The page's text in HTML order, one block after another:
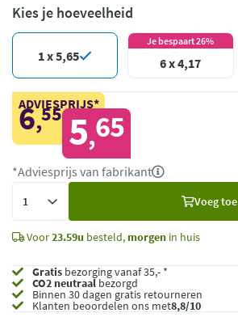
Kies je hoeveelheid
1 x 5,65
Je bespaart 26%
6 x 4,17
ADVIESPRIJS*
6,55 5,65
*Adviesprijs van fabrikant
Voeg toe
Voor23.59u besteld, morgen in huis
Gratis bezorging vanaf 35,- *
CO2 neutraalbezorgd
Binnen 30 dagen gratis retourneren
Klanten beoordelen ons met8,8/10